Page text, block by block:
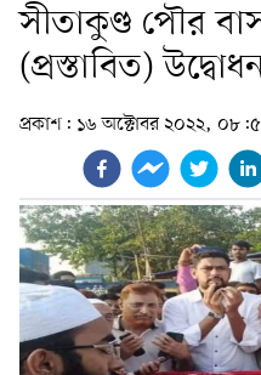
সীতাকুণ্ড পৌর
(প্রস্তাবিত)
প্রকাশ: ১৬ অক্টোবর ২০২২,